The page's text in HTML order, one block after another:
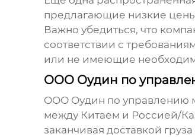
предлагающие низкие
Важно убедиться, что
соответствии с
или не имеющие
ООО Оудин по
ООО Оудин по управлению
между Китаем и Россией/
заканчивая доставкой